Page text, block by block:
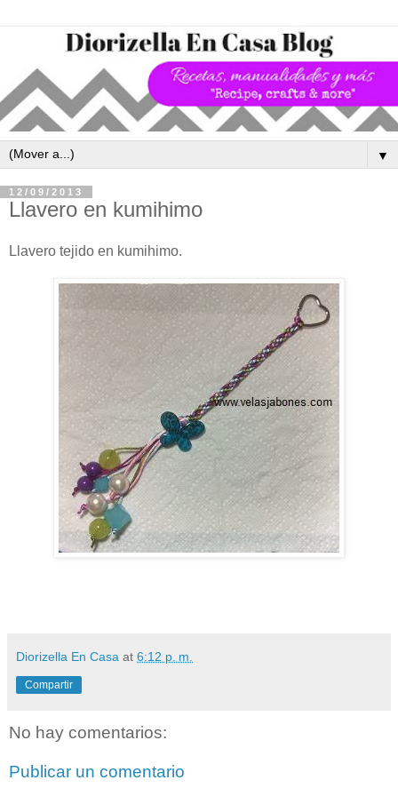
▼
12/09/2013
Llavero en kumihimo
Llavero tejido en kumihimo.
Diorizella En Casa at 6:12 p. m.
Compartir
No hay comentarios:
Publicar un comentario